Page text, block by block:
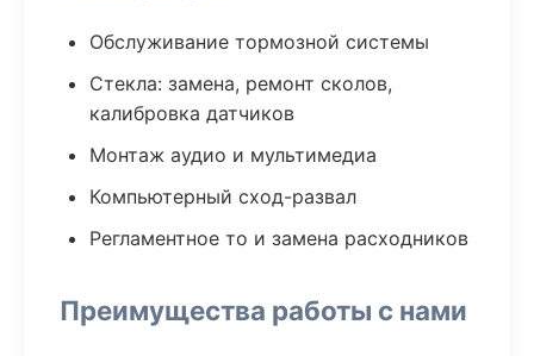
Обслуживание тормозной системы
Стекла: замена, ремонт сколов,
калибровка датчиков
Монтаж аудио и мультимедиа
Компьютерный сход-развал
Регламентное то и замена расходников
Преимущества работы с нами